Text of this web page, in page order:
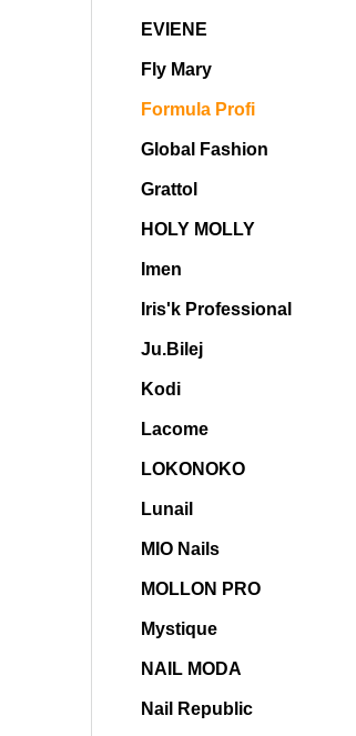
EVIENE
Fly Mary
Formula Profi
Global Fashion
Grattol
HOLY MOLLY
Imen
Iris'k Professional
Ju.Bilej
Kodi
Lacome
LOKONOKO
Lunail
MIO Nails
MOLLON PRO
Mystique
NAIL MODA
Nail Republic